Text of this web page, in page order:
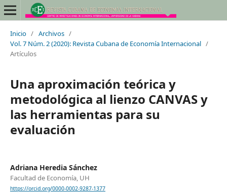
Inicio / Archivos /
Vol. 7 Núm. 2 (2020): Revista Cubana de Economía Internacional /
Artículos
Una aproximación teórica y
metodológica al lienzo CANVAS y
las herramientas para su
evaluación
Adriana Heredia Sánchez
Facultad de Economía, UH
https://orcid.org/0000-0002-9287-1377